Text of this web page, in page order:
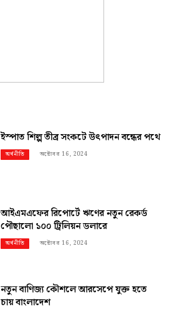
ইস্পাত শিল্প তীব্র সংকটে উৎপাদন বন্ধের পথে
অর্থনীতি অক্টোবর 16, 2024
আইএমএফের রিপোর্টে ঋণের নতুন রেকর্ড
পৌছালো ১০০ ট্রিলিয়ন ডলারে
অর্থনীতি অক্টোবর 16, 2024
নতুন বাণিজ্য কৌশলে আরসেপে যুক্ত হতে
চায় বাংলাদেশ